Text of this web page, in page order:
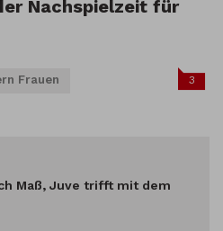
Nachspielzeit für
Frauen 3
Maß, Juve trifft mit dem